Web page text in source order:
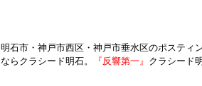
明石市・神戸市西区・神戸市垂水区のポスティ
ならクラシード明石。
『反響第一』 クラシード